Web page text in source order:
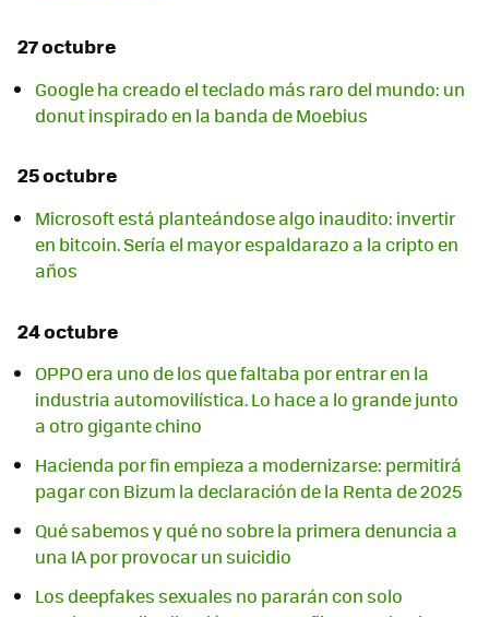
27 octubre
Google ha creado el teclado más raro del mundo: un
donut inspirado en la banda de Moebius
25 octubre
Microsoft está planteándose algo inaudito: invertir
en bitcoin. Sería el mayor espaldarazo a la cripto en
años
24 octubre
OPPO era uno de los que faltaba por entrar en la
industria automovilística. Lo hace a lo grande junto
a otro gigante chino
Hacienda por fin empieza a modernizarse: permitirá
pagar con Bizum la declaración de la Renta de 2025
Qué sabemos y qué no sobre la primera denuncia a
una IA por provocar un suicidio
Los deepfakes sexuales no pararán con solo